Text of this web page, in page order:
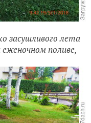
засушливого лета
поливе,